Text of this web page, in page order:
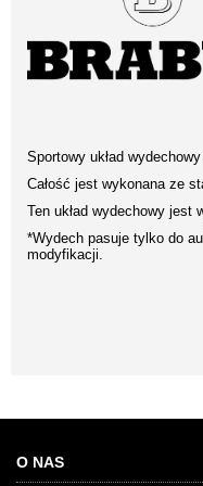
Sportowy układ
Całość jest wykonana ze
Ten układ wydechowy
*Wydech pasuje tylko do
modyfikacji.
O NAS